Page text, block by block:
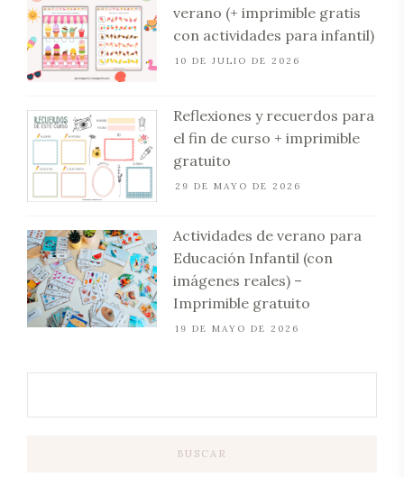
verano (+ imprimible gratis
con actividades para infantil)
10 DE JULIO DE 2026
Reflexiones y recuerdos para
el fin de curso + imprimible
gratuito
29 DE MAYO DE 2026
Actividades de verano para
Educación Infantil (con
imágenes reales) –
Imprimible gratuito
19 DE MAYO DE 2026
BUSCAR